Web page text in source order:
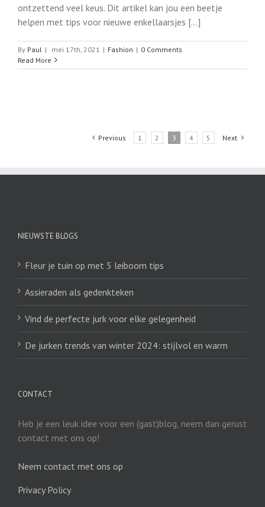
ontzettend veel keus. Dit artikel kan jou een beetje
helpen met tips voor nieuwe enkellaarsjes [...]
By Paul | mei 17th, 2021 | Fashion | 0 Comments
Read More
Previous 1 2 3 4 5 Next
NIEUWSTE BLOGS
Fleur je tuin op met 5 leiboom tips
Assieraden als gedenkteken
Vind de perfecte jurk voor elke gelegenheid
De jurken trends van winter 2024: stijlvol en warm
CONTACT
Heb je een leuk idee voor een (gast)blog, neem dan gerust
contact met ons op!
Neem contact met ons op
Privacy Policy